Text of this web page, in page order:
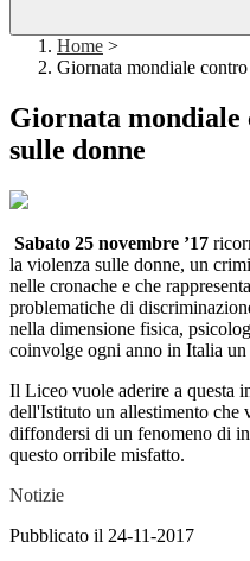
Home >
Giornata mondiale
Giornata mondiale
sulle donne
Sabato 25 novembre ’17
la violenza sulle donne, un
nelle cronache e che
problematiche di
nella dimensione fisica,
coinvolge ogni anno in Italia
Il Liceo vuole aderire a questa
dell'Istituto un allestimento che
diffondersi di un fenomeno di
questo orribile misfatto.
Notizie
Pubblicato il 24-11-2017